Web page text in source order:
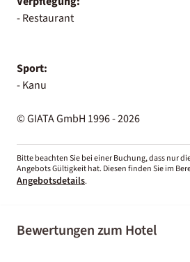
- Restaurant
Sport:
- Kanu
© GIATA GmbH 1996 - 2026
Bitte beachten Sie bei einer Buchung, dass nur
Angebots Gültigkeit hat. Diesen finden Sie im
Angebotsdetails.
Bewertungen zum Hotel